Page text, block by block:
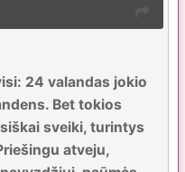
24 valandas jokio
Bet tokios
sveiki, turintys
atveju,